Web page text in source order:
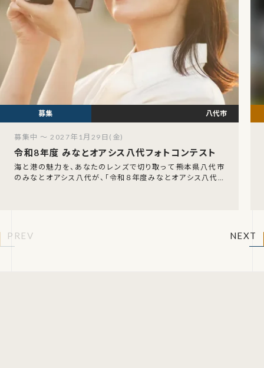
令和8年度 みなとオアシス八代フォトコンテスト
海と港の魅力を、あなたのレンズで切り取って――熊本県八代市
のみなとオアシス八代が、「令和８年度みなとオアシス八代フ
八代市
募集中 ～ 2027年1月29日(金)
PREV NEXT